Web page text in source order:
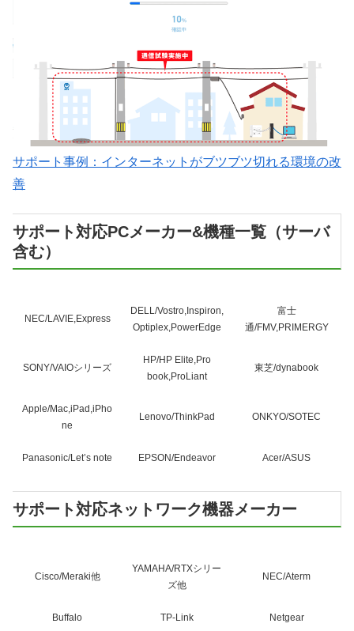
サポート事例：インターネットがブツブツ切れる環境の改
善
サポート対応PCメーカー&機種一覧（サーバ
含む）
NEC/LAVIE,Express
DELL/Vostro,Inspiron,
Optiplex,PowerEdge
富士
通/FMV,PRIMERGY
SONY/VAIOシリーズ
HP/HP Elite,Pro
book,ProLiant
東芝/dynabook
Apple/Mac,iPad,iPho
ne
Lenovo/ThinkPad ONKYO/SOTEC
Panasonic/Let’s note EPSON/Endeavor Acer/ASUS
サポート対応ネットワーク機器メーカー
Cisco/Meraki他
YAMAHA/RTXシリー
ズ他
NEC/Aterm
Buffalo TP-Link Netgear